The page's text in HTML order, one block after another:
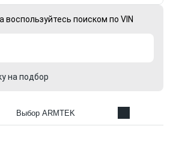
воспользуйтесь поиском по VIN
на подбор
Выбор ARMTEK